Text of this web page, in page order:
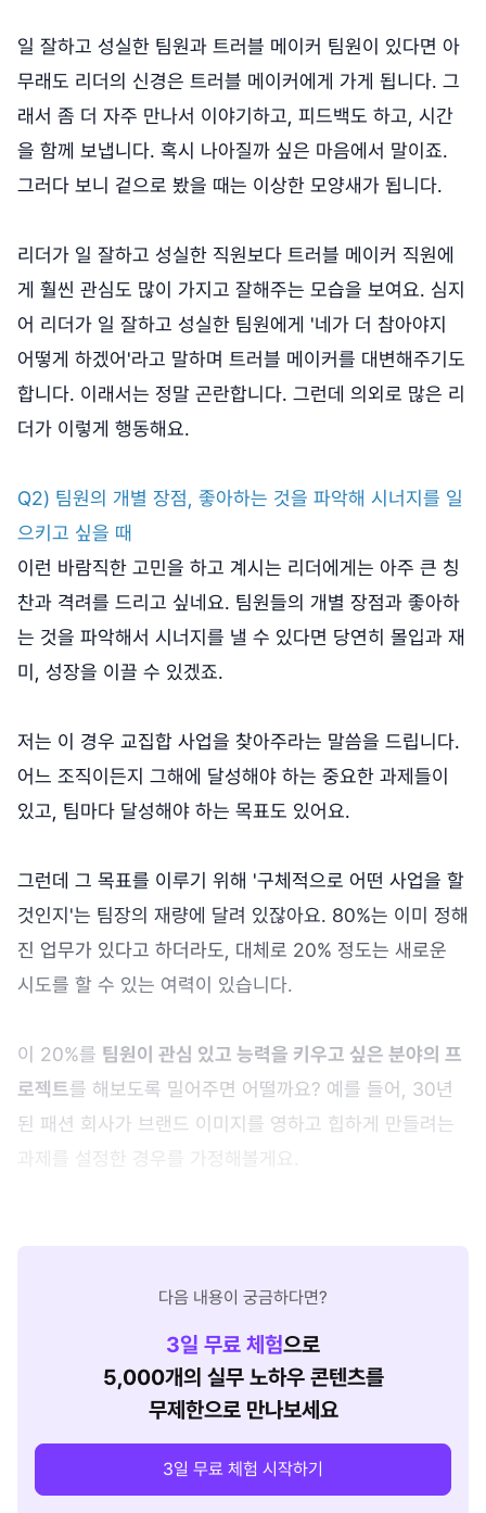
일 잘하고 성실한 팀원과 트러블 메이커 팀원이 있다면 아
무래도 리더의 신경은 트러블 메이커에게 가게 됩니다. 그
래서 좀 더 자주 만나서 이야기하고, 피드백도 하고, 시간
을 함께 보냅니다. 혹시 나아질까 싶은 마음에서 말이죠.
그러다 보니 겉으로 봤을 때는 이상한 모양새가 됩니다.
리더가 일 잘하고 성실한 직원보다 트러블 메이커 직원에
게 훨씬 관심도 많이 가지고 잘해주는 모습을 보여요. 심지
어 리더가 일 잘하고 성실한 팀원에게 '네가 더 참아야지
어떻게 하겠어'라고 말하며 트러블 메이커를 대변해주기도
합니다. 이래서는 정말 곤란합니다. 그런데 의외로 많은 리
더가 이렇게 행동해요.
Q2) 팀원의 개별 장점, 좋아하는 것을 파악해 시너지를 일
으키고 싶을 때
이런 바람직한 고민을 하고 계시는 리더에게는 아주 큰 칭
찬과 격려를 드리고 싶네요. 팀원들의 개별 장점과 좋아하
는 것을 파악해서 시너지를 낼 수 있다면 당연히 몰입과 재
미, 성장을 이끌 수 있겠죠.
저는 이 경우 교집합 사업을 찾아주라는 말씀을 드립니다.
어느 조직이든지 그해에 달성해야 하는 중요한 과제들이
있고, 팀마다 달성해야 하는 목표도 있어요.
그런데 그 목표를 이루기 위해 '구체적으로 어떤 사업을 할
것인지'는 팀장의 재량에 달려 있잖아요. 80%는 이미 정해
진 업무가 있다고 하더라도, 대체로 20% 정도는 새로운
시도를 할 수 있는 여력이 있습니다.
이 20%를 팀원이 관심 있고 능력을 키우고 싶은 분야의 프
로젝트를 해보도록 밀어주면 어떨까요? 예를 들어, 30년
된 패션 회사가 브랜드 이미지를 영하고 힙하게 만들려는
과제를 설정한 경우를 가정해볼게요.
다음 내용이 궁금하다면?
3일 무료 체험으로
5,000개의 실무 노하우 콘텐츠를
무제한으로 만나보세요
3일 무료 체험 시작하기